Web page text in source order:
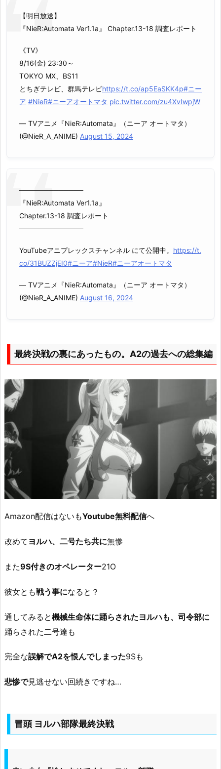
【明日放送】
『NieR:Automata Ver1.1a』 Chapter.13-18 調査レポート
《TV》
8/16(金) 23:30～
TOKYO MX、BS11
とちぎテレビ、群馬テレビhttps://t.co/ap5EaSKK4p#ニー
ア #NieR#ニーアオートマタ pic.twitter.com/zu4XvIwpjW
— TVアニメ『NieR:Automata』（ニーア オートマタ）
(@NieR_A_ANIME) August 15, 2024
─────────────
『NieR:Automata Ver1.1a』
Chapter.13-18 調査レポート
─────────────
YouTubeアニプレックスチャンネル にて公開中。 https://t.
co/31BUZZjEI0#ニーア#NieR#ニーアオートマタ
— TVアニメ『NieR:Automata』（ニーア オートマタ）
(@NieR_A_ANIME) August 16, 2024
最終決戦の裏にあったもの。A2の過去への総集編
Amazon配信はないもYoutube無料配信へ
改めて ヨルハ、二号たち共に無惨
また9S付きのオペレーター21O
彼女とも戦う事になると？
通してみると機械生命体に踊らされたヨルハも、司令部に
踊らされた二号達も
完全な誤解でA2を恨んでしまった9Sも
悲惨で見逃せない回続きですね…
冒頭 ヨルハ部隊最終決戦